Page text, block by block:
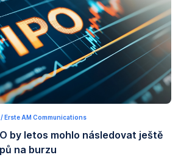
/ Erste AM Communications
by letos mohlo následovat ještě
na burzu